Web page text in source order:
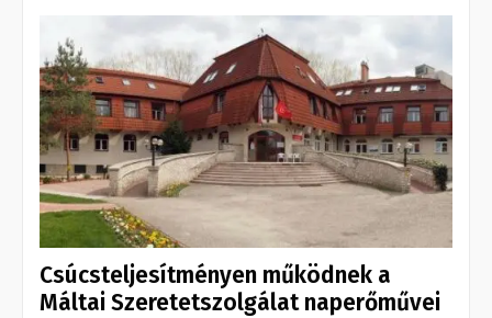
Csúcsteljesítményen működnek a
Máltai Szeretetszolgálat naperőművei